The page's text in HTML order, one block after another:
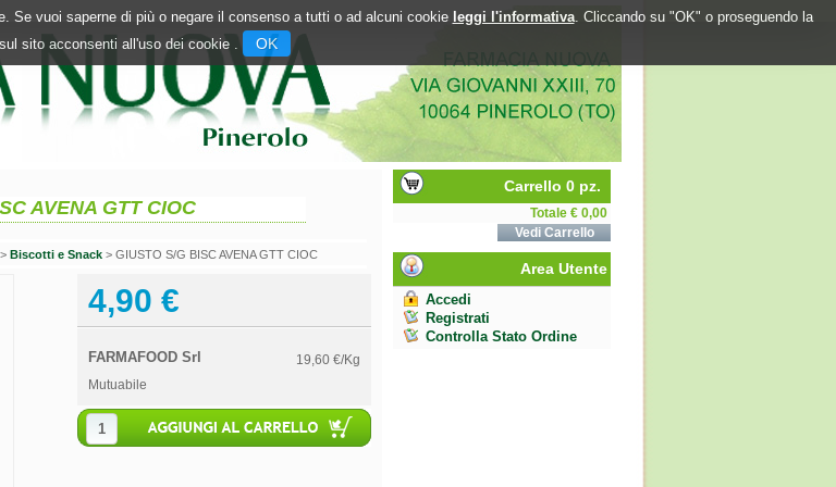
Se vuoi saperne di più o negare il consenso a tutti o ad alcuni cookie leggi l'informativa. Cliccando su "OK" o proseguendo la
sito acconsenti all'uso dei cookie .
OK
AVENA GTT CIOC
> Biscotti e Snack > GIUSTO S/G BISC AVENA GTT CIOC
4,90 €
FARMAFOOD Srl
19,60 €/Kg
Mutuabile
Carrello 0 pz.
Totale € 0,00
Vedi Carrello
Area Utente
Accedi
Registrati
Controlla Stato Ordine